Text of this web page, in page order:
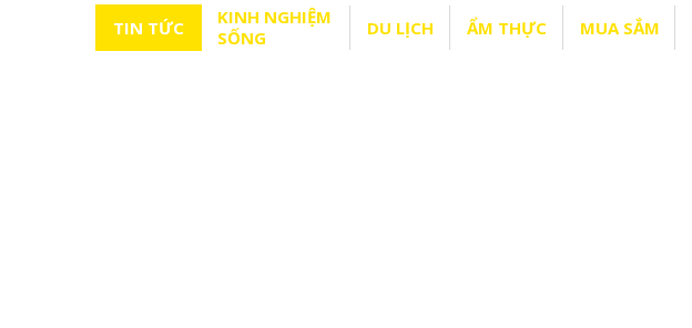
TIN TỨC
KINH NGHIỆM
SỐNG
DU LỊCH ẨM THỰC MUA SẮM